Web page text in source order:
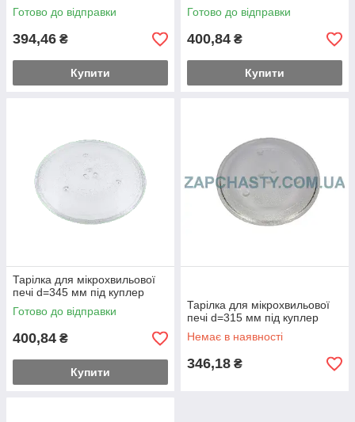
Готово до відправки
394,46 ₴
Купити
Готово до відправки
400,84 ₴
Купити
Тарілка для мікрохвильової
печі d=345 мм під куплер
Готово до відправки
400,84 ₴
Купити
Тарілка для мікрохвильової
печі d=315 мм під куплер
Немає в наявності
346,18 ₴